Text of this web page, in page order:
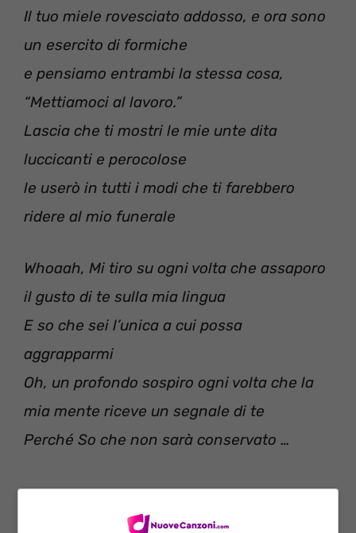
Il tuo miele rovesciato addosso, e ora sono
un esercito di formiche
e pensiamo entrambi la stessa cosa,
“Mettiamoci al lavoro.”
Lascia che ti mostri le mie unte dita
luccicanti e perocolose
le userò in tutti i modi che ti farebbero
ridere al mio funerale
Whoaah, Mi tiro su ogni volta che assaporo
il gusto di te sulla mia lingua
E so che sei l’unica a cui possa
aggrapparmi
Oh, un profondo sospiro ogni volta che la
mia mente riceve un segnale di te
Perché So che non sarà conservato …